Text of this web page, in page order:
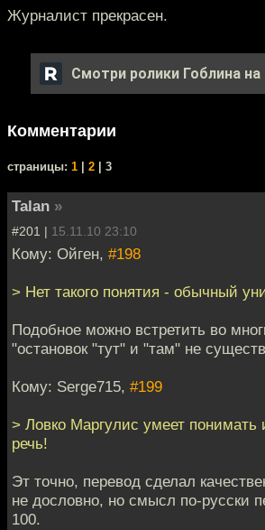
Журналист прекрасен.
Смотри ролики Гоблина на
Комментарии
cтраницы: 1 2 | 3
Talan »
#201 | 15.11.10 23:10
Кому: Ойген, #198
> Нет такого понятия - обычный
Подобное можно встретить во
"остановок "тут" и "там" не
Кому: Serge715, #199
> Ловко Маргулис умеет понимать
речь!
Эт точно, перевод сделал
не дословно, но смысл по-русски
100.